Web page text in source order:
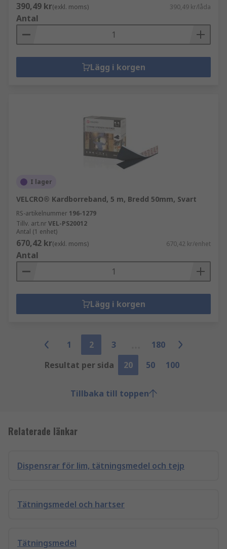
390,49 kr(exkl. moms) 390,49 kr/låda
Antal
Lägg i korgen
I lager
VELCRO® Kardborreband, 5 m, Bredd 50mm, Svart
RS-artikelnummer 196-1279
Tillv. art.nrVEL-PS20012
Antal (1 enhet)
670,42 kr(exkl. moms) 670,42 kr/enhet
Antal
Lägg i korgen
1 2 3
180
Resultat per sida
20 50 100
Tillbaka till toppen
Relaterade länkar
Dispensrar för lim, tätningsmedel och tejp
Tätningsmedel och hartser
Tätningsmedel